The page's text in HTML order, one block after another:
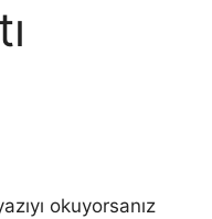
okuyorsanız